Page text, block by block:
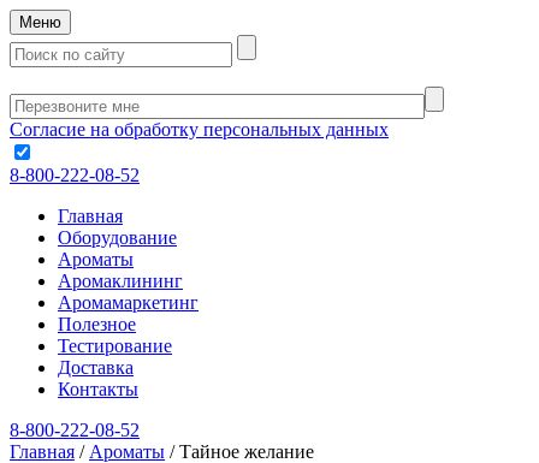
Меню
Согласие на обработку персональных данных
8-800-222-08-52
Главная
Оборудование
Ароматы
Аромаклининг
Аромамаркетинг
Полезное
Тестирование
Доставка
Контакты
8-800-222-08-52
Главная / Ароматы /Тайное желание